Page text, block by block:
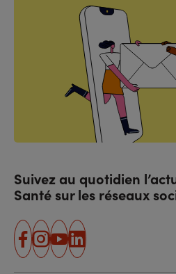
Suivez au quotidien
Santé sur les réseaux
facebook
instagram
youtube
linkedin